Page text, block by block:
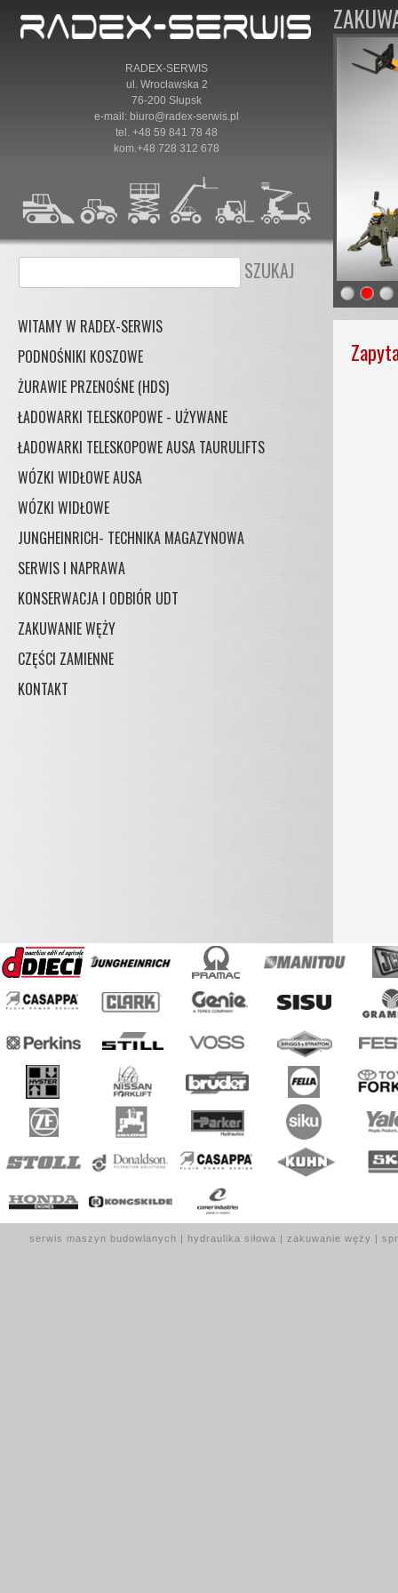
RADEX-SERWIS
ul. Wrocławska 2
76-200 Słupsk
e-mail: biuro@radex-serwis.pl
tel. +48 59 841 78 48
kom.+48 728 312 678
WITAMY W RADEX-SERWIS
PODNOŚNIKI KOSZOWE
ŻURAWIE PRZENOŚNE (HDS)
ŁADOWARKI TELESKOPOWE - UŻYWANE
ŁADOWARKI TELESKOPOWE AUSA TAURULIFTS
WÓZKI WIDŁOWE AUSA
WÓZKI WIDŁOWE
JUNGHEINRICH- TECHNIKA MAGAZYNOWA
SERWIS I NAPRAWA
KONSERWACJA I ODBIÓR UDT
ZAKUWANIE WĘŻY
CZĘŚCI ZAMIENNE
KONTAKT
serwis maszyn budowlanych | hydraulika siłowa | zakuwanie węży |